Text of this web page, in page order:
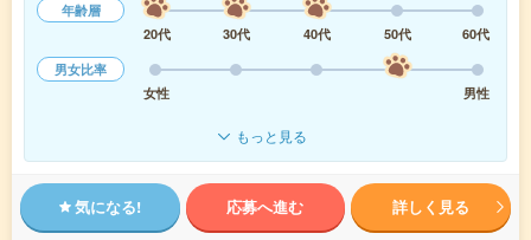
年齢層
20代
30代 40代 50代
60代
男女比率
女性
男性
もっと見る
気になる! 応募へ進む 詳しく見る